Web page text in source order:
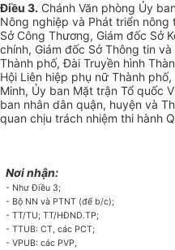
Điều 3. Chánh Văn phòng Ủy
Nông nghiệp và Phát triển nông
Sở Công Thương, Giám đốc Sở
chính, Giám đốc Sở Thông tin
Thành phố, Đài Truyền hình
Hội Liên hiệp phụ nữ Thành
Minh, Ủy ban Mặt trận Tổ quốc
ban nhân dân quận, huyện và
quan chịu trách nhiệm thi hành
Nơi nhận:
- Như Điều 3;
- Bộ NN và PTNT (để b/c);
-TT/TU;TT/HĐND.TP;
- TTUB: CT, các PCT;
- VPUB: các PVP,